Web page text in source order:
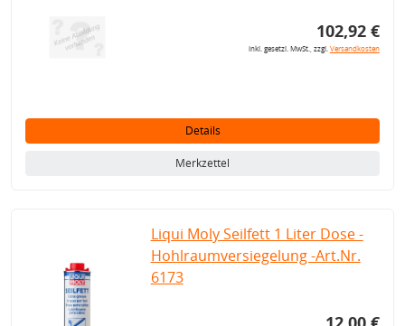
102,92 €
inkl. gesetzl. MwSt., zzgl.Versandkosten
Details
Merkzettel
Liqui Moly Seilfett 1 Liter Dose -
Hohlraumversiegelung -Art.Nr.
6173